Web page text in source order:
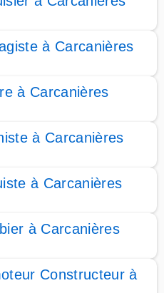
à Carcanières
à Carcanières
à Carcanières
à Carcanières
à Carcanières
Constructeur à